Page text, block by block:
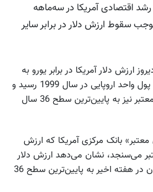
اقتصادی آمریکا در سه‌ماهه
میلادی موجب سقوط ارزش دلار در برابر سایر
ارزش دلار آمریکا در برابر یورو به
پایین‌ترین سطح از زمان ایجاد پول واحد اروپایی در سال 1999 رسید و
ارزش آن در برابر سایر ارزهای معتبر نیز به پایین‌ترین سطح 36 سال
بانک مرکزی آمریکا که ارزش
می‌سنجد، نشان می‌دهد ارزش دلار
در برابر سایر ارزهای معتبر جهان در هفته اخیر به پایین‌ترین سطح 36